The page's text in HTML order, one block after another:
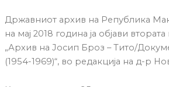
Државниот архив на Република
на мај 2018 година ја објави
„Архив на Јосип Броз – Тито/
(1954-1969)“, во редакција на д-р